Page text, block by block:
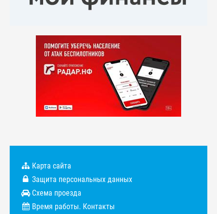
Карта сайта
Защита персональных данных
Схема проезда
Время работы. Контакты